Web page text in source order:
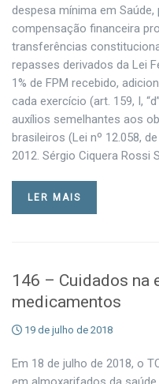
despesa mínima em
compensação financeira
transferências
repasses derivados da Lei
1% de FPM recebido,
cada exercício (art. 159, I,
auxílios semelhantes aos
brasileiros (Lei nº 12.058,
2012. Sérgio Ciquera Rossi
LER MAIS
146 – Cuidados na
medicamentos
19 de julho de 2018
Em 18 de julho de 2018, o